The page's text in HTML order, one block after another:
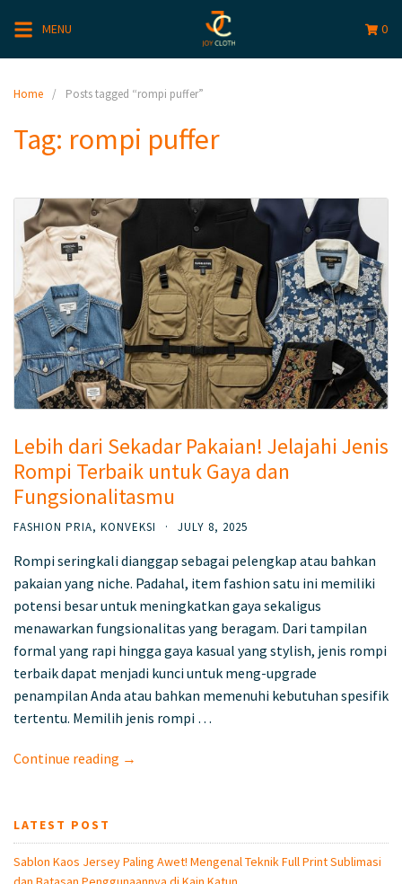
MENU 0
Home Posts tagged “rompi puffer”
Tag: rompi puffer
Lebih dari Sekadar Pakaian! Jelajahi Jenis
Rompi Terbaik untuk Gaya dan
Fungsionalitasmu
FASHION PRIA, KONVEKSI · JULY 8, 2025
Rompi seringkali dianggap sebagai pelengkap atau bahkan
pakaian yang niche. Padahal, item fashion satu ini memiliki
potensi besar untuk meningkatkan gaya sekaligus
menawarkan fungsionalitas yang beragam. Dari tampilan
formal yang rapi hingga gaya kasual yang stylish, jenis rompi
terbaik dapat menjadi kunci untuk meng-upgrade
penampilan Anda atau bahkan memenuhi kebutuhan spesifik
tertentu. Memilih jenis rompi …
Continue reading →
LATEST POST
Sablon Kaos Jersey Paling Awet! Mengenal Teknik Full Print Sublimasi